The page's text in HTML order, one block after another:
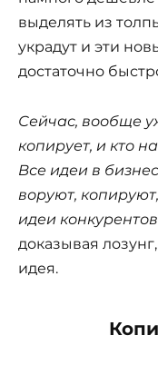
выделять из
украдут и эти
достаточно
Сейчас, вообще
копирует, и кто
Все идеи в
воруют,
идеи
доказывая
идея.